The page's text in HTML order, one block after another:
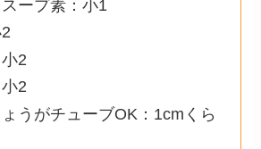
ープ素：小1
2
2
うがチューブOK：1cmくら